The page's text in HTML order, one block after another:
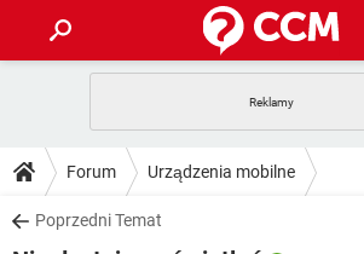
GRY WHATSAPP
SPOTIFY
PORADY
PlayStation TIKTOK
DO POBRANIA
Forum Urządzenia mobilne
Poprzedni Temat